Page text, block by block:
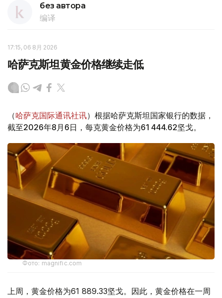
без автора
编译
17:15, 06 8月 2026
哈萨克斯坦黄金价格继续走低
（哈萨克国际通讯社讯）根据哈萨克斯坦国家银行的数据，
截至2026年8月6日，每克黄金价格为61 444.62坚戈。
Фото: magnific.com
上周，黄金价格为61 889.33坚戈。因此，黄金价格在一周